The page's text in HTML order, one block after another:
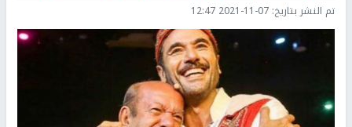
تم النشر بتاريخ: 2021-11-07 12:47